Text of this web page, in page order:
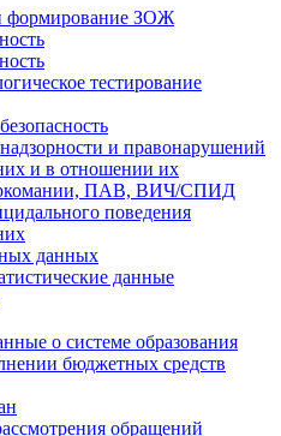
формирование ЗОЖ
тестирование
и правонарушений
и в отношении их
ПАВ, ВИЧ/СПИД
поведения
данных
данные
о системе образования
бюджетных средств
обращений